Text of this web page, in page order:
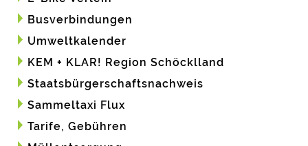
Busverbindungen
Umweltkalender
KEM + KLAR! Region Schöcklland
Staatsbürgerschaftsnachweis
Sammeltaxi Flux
Tarife, Gebühren